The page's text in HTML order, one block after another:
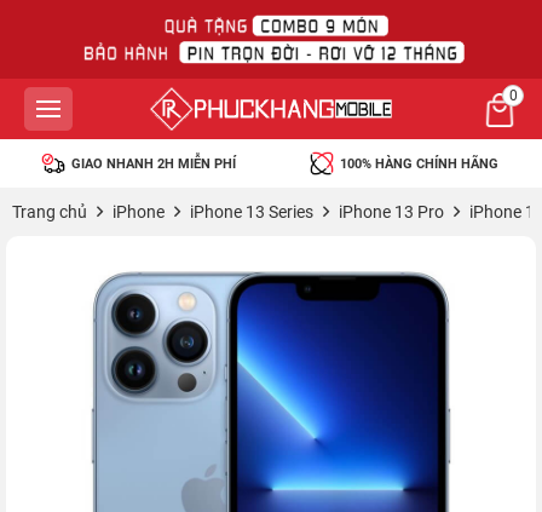
0
100% HÀNG CHÍNH HÃNG 45 NGÀY MIỄN PHÍ 1 ĐỔI 1
Trang chủ iPhone iPhone 13 Series iPhone 13 Pro iPhone